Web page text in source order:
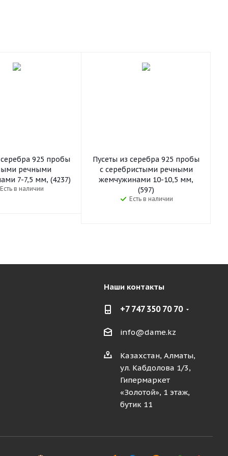
925 пробы
речными
7-7,5 мм, (4237)
Есть в наличии
Пусеты из серебра 925 пробы
с серебристыми речными
жемчужинами 10-10,5 мм,
(597)
Есть в наличии
Наши контакты
+7 747 350 70 70
info@dame.kz
Казахстан, Алматы,
ул. Кабдолова 1/3,
Гипермаркет
«Золотой», 1 этаж,
бутик 11